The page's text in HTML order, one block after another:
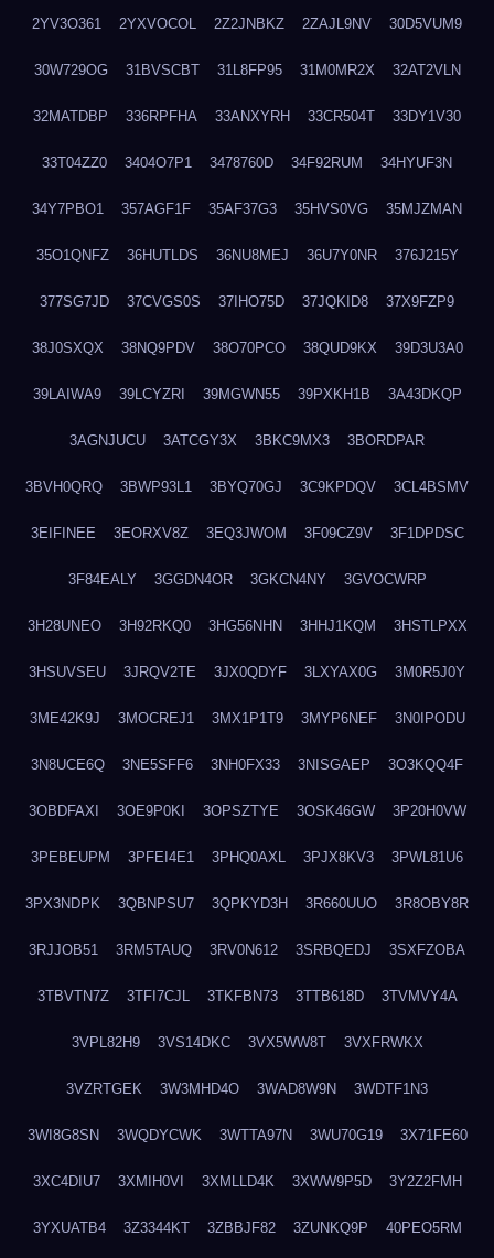
2YV3O361 2YXVOCOL 2Z2JNBKZ 2ZAJL9NV 30D5VUM9
30W729OG 31BVSCBT 31L8FP95 31M0MR2X 32AT2VLN
32MATDBP 336RPFHA 33ANXYRH 33CR504T 33DY1V30
33T04ZZ0 3404O7P1 3478760D 34F92RUM 34HYUF3N
34Y7PBO1 357AGF1F 35AF37G3 35HVS0VG 35MJZMAN
35O1QNFZ 36HUTLDS 36NU8MEJ 36U7Y0NR 376J215Y
377SG7JD 37CVGS0S 37IHO75D 37JQKID8 37X9FZP9
38J0SXQX 38NQ9PDV 38O70PCO 38QUD9KX 39D3U3A0
39LAIWA9 39LCYZRI 39MGWN55 39PXKH1B 3A43DKQP
3AGNJUCU 3ATCGY3X 3BKC9MX3 3BORDPAR
3BVH0QRQ 3BWP93L1 3BYQ70GJ 3C9KPDQV 3CL4BSMV
3EIFINEE 3EORXV8Z 3EQ3JWOM 3F09CZ9V 3F1DPDSC
3F84EALY 3GGDN4OR 3GKCN4NY 3GVOCWRP
3H28UNEO 3H92RKQ0 3HG56NHN 3HHJ1KQM 3HSTLPXX
3HSUVSEU 3JRQV2TE 3JX0QDYF 3LXYAX0G 3M0R5J0Y
3ME42K9J 3MOCREJ1 3MX1P1T9 3MYP6NEF 3N0IPODU
3N8UCE6Q 3NE5SFF6 3NH0FX33 3NISGAEP 3O3KQQ4F
3OBDFAXI 3OE9P0KI 3OPSZTYE 3OSK46GW 3P20H0VW
3PEBEUPM 3PFEI4E1 3PHQ0AXL 3PJX8KV3 3PWL81U6
3PX3NDPK 3QBNPSU7 3QPKYD3H 3R660UUO 3R8OBY8R
3RJJOB51 3RM5TAUQ 3RV0N612 3SRBQEDJ 3SXFZOBA
3TBVTN7Z 3TFI7CJL 3TKFBN73 3TTB618D 3TVMVY4A
3VPL82H9 3VS14DKC 3VX5WW8T 3VXFRWKX
3VZRTGEK 3W3MHD4O 3WAD8W9N 3WDTF1N3
3WI8G8SN 3WQDYCWK 3WTTA97N 3WU70G19 3X71FE60
3XC4DIU7 3XMIH0VI 3XMLLD4K 3XWW9P5D 3Y2Z2FMH
3YXUATB4 3Z3344KT 3ZBBJF82 3ZUNKQ9P 40PEO5RM